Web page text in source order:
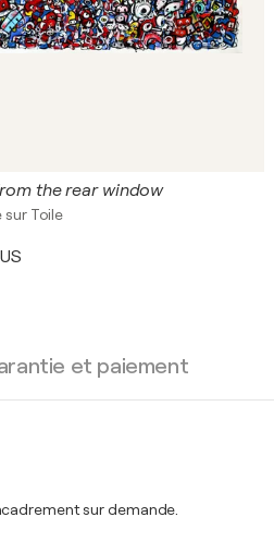
the rear window
sur Toile
et paiement
sur demande.